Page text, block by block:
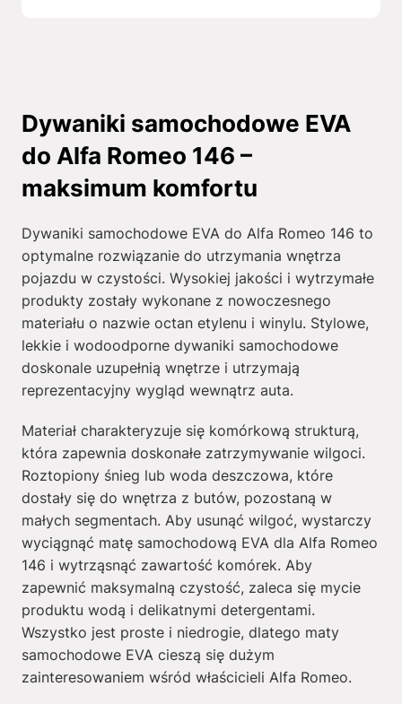
Dywaniki samochodowe EVA
do Alfa Romeo 146 –
maksimum komfortu
Dywaniki samochodowe EVA do Alfa Romeo 146 to
optymalne rozwiązanie do utrzymania wnętrza
pojazdu w czystości. Wysokiej jakości i wytrzymałe
produkty zostały wykonane z nowoczesnego
materiału o nazwie octan etylenu i winylu. Stylowe,
lekkie i wodoodporne dywaniki samochodowe
doskonale uzupełnią wnętrze i utrzymają
reprezentacyjny wygląd wewnątrz auta.
Materiał charakteryzuje się komórkową strukturą,
która zapewnia doskonałe zatrzymywanie wilgoci.
Roztopiony śnieg lub woda deszczowa, które
dostały się do wnętrza z butów, pozostaną w
małych segmentach. Aby usunąć wilgoć, wystarczy
wyciągnąć matę samochodową EVA dla Alfa Romeo
146 i wytrząsnąć zawartość komórek. Aby
zapewnić maksymalną czystość, zaleca się mycie
produktu wodą i delikatnymi detergentami.
Wszystko jest proste i niedrogie, dlatego maty
samochodowe EVA cieszą się dużym
zainteresowaniem wśród właścicieli Alfa Romeo.